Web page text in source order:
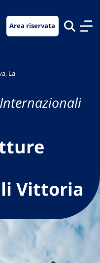
Area riservata
La
Vittoria